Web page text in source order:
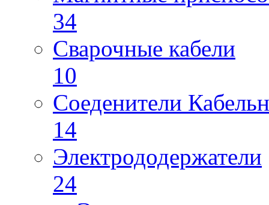
34
Сварочные кабели
10
Соеденители
14
Электрододержатели
24